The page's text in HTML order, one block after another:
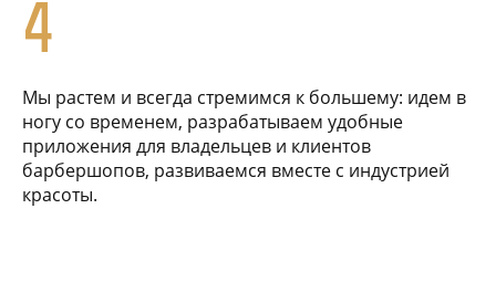
4
Мы растем и всегда стремимся к большему: идем в
ногу со временем, разрабатываем удобные
приложения для владельцев и клиентов
барбершопов, развиваемся вместе с индустрией
красоты.